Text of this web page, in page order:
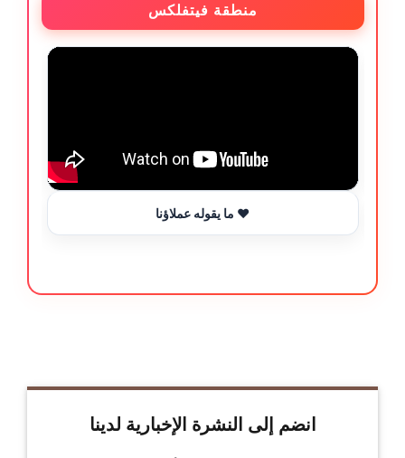
منطقة فيتفلكس
ما يقوله عملاؤنا ❤️
انضم إلى النشرة الإخبارية لدينا